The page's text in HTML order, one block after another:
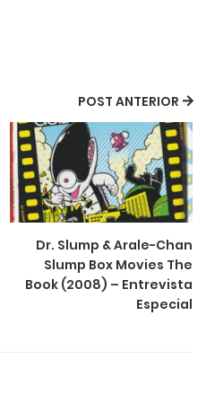
POST ANTERIOR
Dr. Slump & Arale-Chan
Slump Box Movies The
Book (2008) – Entrevista
Especial